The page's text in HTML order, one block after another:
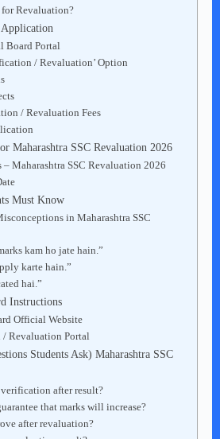
Revaluation?
Board Portal
/ Revaluation’ Option
/ Revaluation Fees
Maharashtra SSC Revaluation 2026
– Maharashtra SSC Revaluation 2026
Must Know
in Maharashtra SSC
kam ho jate hain.”
karte hain.”
hai.”
Instructions
Official Website
/ Revaluation Portal
Students Ask) Maharashtra SSC
after result?
that marks will increase?
after revaluation?